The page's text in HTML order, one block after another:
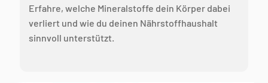
Erfahre, welche Mineralstoffe dein Körper dabei
verliert und wie du deinen Nährstoffhaushalt
sinnvoll unterstützt.